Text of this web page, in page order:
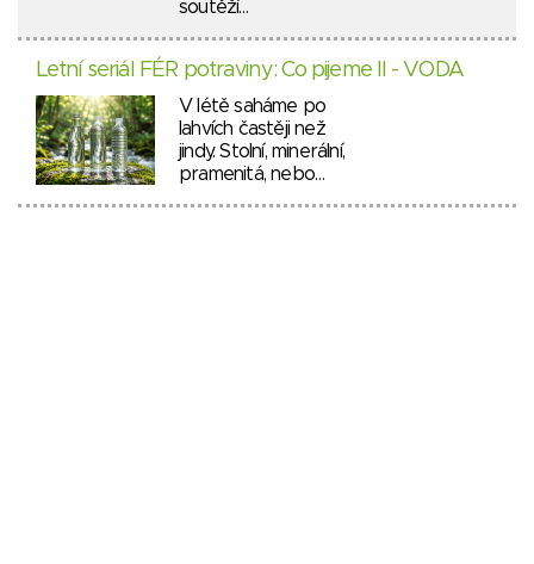
soutěží…
Letní seriál FÉR potraviny: Co pijeme II - VODA
V létě saháme po
lahvích častěji než
jindy. Stolní, minerální,
pramenitá, nebo…